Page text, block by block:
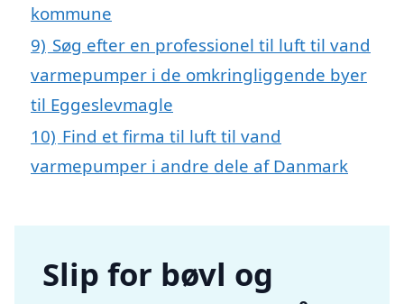
kommune
9) Søg efter en professionel til luft til vand
varmepumper i de omkringliggende byer
til Eggeslevmagle
10) Find et firma til luft til vand
varmepumper i andre dele af Danmark
Slip for bøvl og